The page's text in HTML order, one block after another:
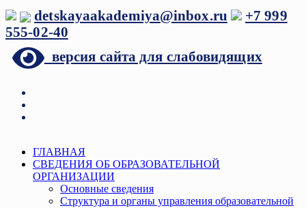
Перейти
к
содержимому
detskayaakademiya@inbox.ru
+7 999
555-02-40
версия сайта для слабовидящих
МенюГЛАВНАЯ
СВЕДЕНИЯ ОБ ОБРАЗОВАТЕЛЬНОЙ
ОРГАНИЗАЦИИ
Основные сведения
Структура и органы управления образовательной